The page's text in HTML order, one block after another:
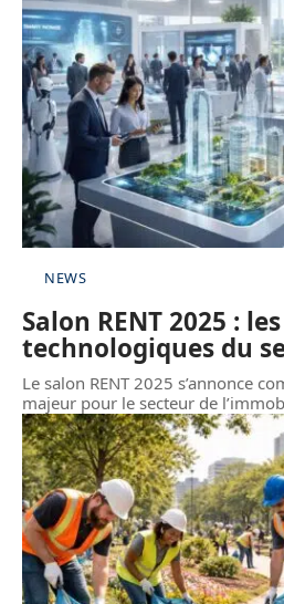
NEWS
Salon RENT 2025 :
technologiques du
Le salon RENT 2025 s’annonce
majeur pour le secteur de